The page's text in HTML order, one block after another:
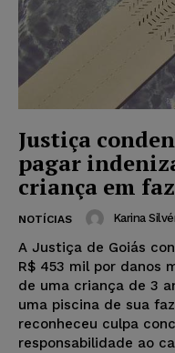
Justiça
pagar
criança em
NOTÍCIAS Karina
A Justiça de Goiás
R$ 453 mil por danos
de uma criança de 3
uma piscina de sua
reconheceu culpa
responsabilidade ao